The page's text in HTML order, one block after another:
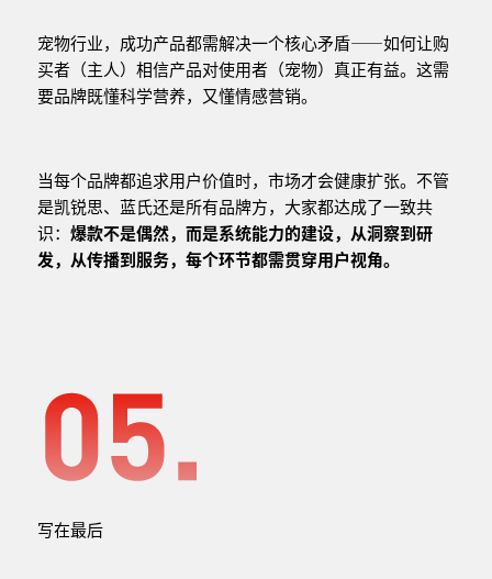
宠物行业，成功产品都需解决一个核心矛盾——如何让购
买者（主人）相信产品对使用者（宠物）真正有益。这需
要品牌既懂科学营养，又懂情感营销。
当每个品牌都追求用户价值时，市场才会健康扩张。不管
是凯锐思、蓝氏还是所有品牌方，大家都达成了一致共
识： 爆款不是偶然，而是系统能力的建设，从洞察到研
发，从传播到服务，每个环节都需贯穿用户视角。
写在最后